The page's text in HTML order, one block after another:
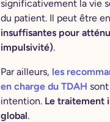
significativement la vie
du patient. Il peut être
insuffisantes pour
impulsivité).
Par ailleurs, les
en charge du TDAH
intention. Le traitement
global.